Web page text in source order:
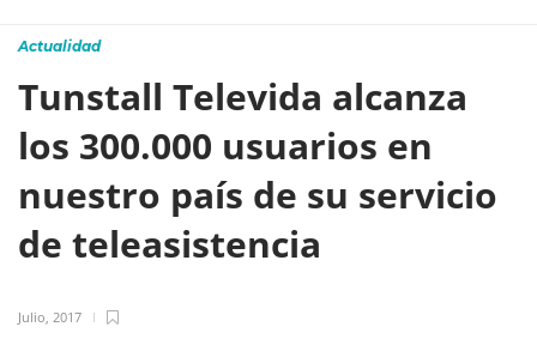
Actualidad
Tunstall Televida alcanza
los 300.000 usuarios en
nuestro país de su servicio
de teleasistencia
Julio, 2017